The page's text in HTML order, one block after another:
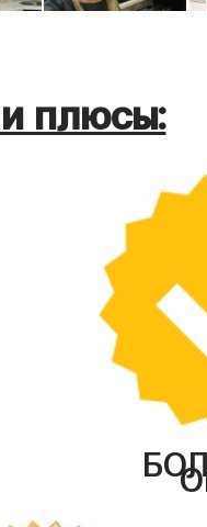
плюсы: